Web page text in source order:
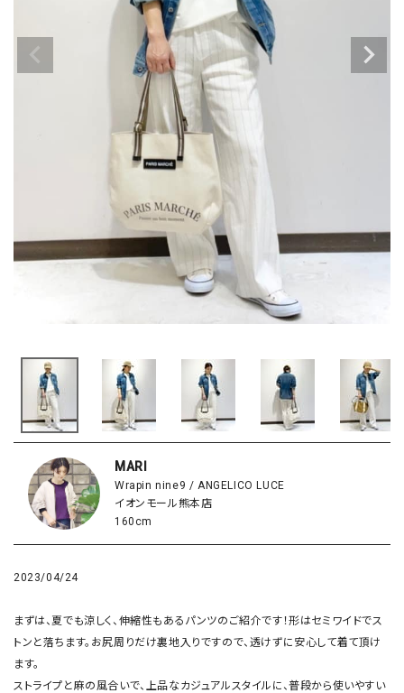
MARI
Wrapin nine9 / ANGELICO LUCE
イオンモール熊本店
160cm
2023/04/24
まずは、夏でも涼しく、伸縮性もあるパンツのご紹介です！形はセミワイドでス
トンと落ちます。お尻周りだけ裏地入りですので、透けずに安心して着て頂け
ます。
ストライプと麻の風合いで、上品なカジュアルスタイルに、普段から使いやすい